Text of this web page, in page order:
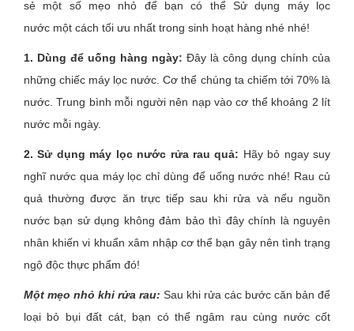
sẻ một số mẹo nhỏ để bạn có thể Sử dụng máy lọc
nước một cách tối ưu nhất trong sinh hoạt hàng nhé nhé!
1. Dùng để uống hàng ngày: Đây là công dụng chính của
những chiếc máy lọc nước. Cơ thể chúng ta chiếm tới 70% là
nước. Trung bình mỗi người nên nạp vào cơ thể khoảng 2 lít
nước mỗi ngày.
2. Sử dụng máy lọc nước rửa rau quả: Hãy bỏ ngay suy
nghĩ nước qua máy lọc chỉ dùng để uống nước nhé! Rau củ
quả thường được ăn trực tiếp sau khi rửa và nếu nguồn
nước bạn sử dụng không đảm bảo thì đây chính là nguyên
nhân khiến vi khuẩn xâm nhập cơ thể bạn gây nên tình trạng
ngộ độc thực phẩm đó!
Một mẹo nhỏ khi rửa rau: Sau khi rửa các bước căn bản để
loại bỏ bụi đất cát, bạn có thể ngâm rau cùng nước cốt